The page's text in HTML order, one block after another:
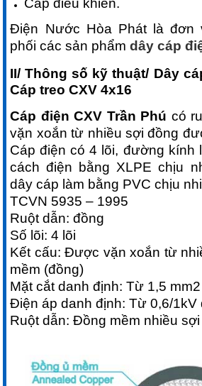
Cáp điều khiển.
Điện Nước Hòa Phát là đơn
phối các sản phẩmdây cáp
II/ Thông số kỹ thuật/ Dây
Cáp treo CXV 4x16
Cáp điện CXV Trần Phú có
vặn xoắn từ nhiều sợi đồng
Cáp điện có 4 lõi, đường kính
cách điện bằng XLPE chịu
dây cáp làm bằng PVC chịu
TCVN 5935 – 1995
Ruột dẫn: đồng
Số lõi: 4 lõi
Kết cấu: Được vặn xoắn từ
mềm (đồng)
Mặt cắt danh định: Từ 1,5
Điện áp danh định: Từ 0,6/1kV
Ruột dẫn: Đồng mềm nhiều